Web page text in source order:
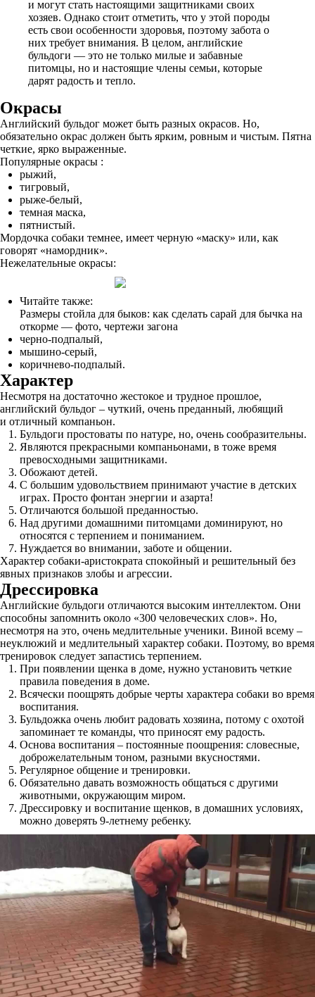
и могут стать настоящими защитниками своих
хозяев. Однако стоит отметить, что у этой породы
есть свои особенности здоровья, поэтому забота о
них требует внимания. В целом, английские
бульдоги — это не только милые и забавные
питомцы, но и настоящие члены семьи, которые
дарят радость и тепло.
Окрасы
Английский бульдог может быть разных окрасов. Но,
обязательно окрас должен быть ярким, ровным и чистым. Пятна
четкие, ярко выраженные.
Популярные окрасы :
рыжий,
тигровый,
рыже-белый,
темная маска,
пятнистый.
Мордочка собаки темнее, имеет черную «маску» или, как
говорят «намордник».
Нежелательные окрасы:
Читайте также:
Размеры стойла для быков: как сделать сарай для бычка на
откорме — фото, чертежи загона
черно-подпалый,
мышино-серый,
коричнево-подпалый.
Характер
Несмотря на достаточно жестокое и трудное прошлое,
английский бульдог – чуткий, очень преданный, любящий
и отличный компаньон.
Бульдоги простоваты по натуре, но, очень сообразительны.
Являются прекрасными компаньонами, в тоже время
превосходными защитниками.
Обожают детей.
С большим удовольствием принимают участие в детских
играх. Просто фонтан энергии и азарта!
Отличаются большой преданностью.
Над другими домашними питомцами доминируют, но
относятся с терпением и пониманием.
Нуждается во внимании, заботе и общении.
Характер собаки-аристократа спокойный и решительный без
явных признаков злобы и агрессии.
Дрессировка
Английские бульдоги отличаются высоким интеллектом. Они
способны запомнить около «300 человеческих слов». Но,
несмотря на это, очень медлительные ученики. Виной всему –
неуклюжий и медлительный характер собаки. Поэтому, во время
тренировок следует запастись терпением.
При появлении щенка в доме, нужно установить четкие
правила поведения в доме.
Всячески поощрять добрые черты характера собаки во время
воспитания.
Бульдожка очень любит радовать хозяина, потому с охотой
запоминает те команды, что приносят ему радость.
Основа воспитания – постоянные поощрения: словесные,
доброжелательным тоном, разными вкусностями.
Регулярное общение и тренировки.
Обязательно давать возможность общаться с другими
животными, окружающим миром.
Дрессировку и воспитание щенков, в домашних условиях,
можно доверять 9-летнему ребенку.